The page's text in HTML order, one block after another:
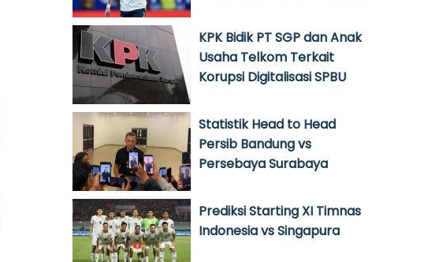
KPK Bidik PT SGP dan Anak
Usaha Telkom Terkait
Korupsi Digitalisasi SPBU
Statistik Head to Head
Persib Bandung vs
Persebaya Surabaya
Prediksi Starting XI Timnas
Indonesia vs Singapura